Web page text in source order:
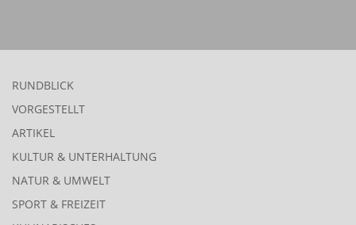
RUNDBLICK
VORGESTELLT
ARTIKEL
KULTUR & UNTERHALTUNG
NATUR & UMWELT
SPORT & FREIZEIT